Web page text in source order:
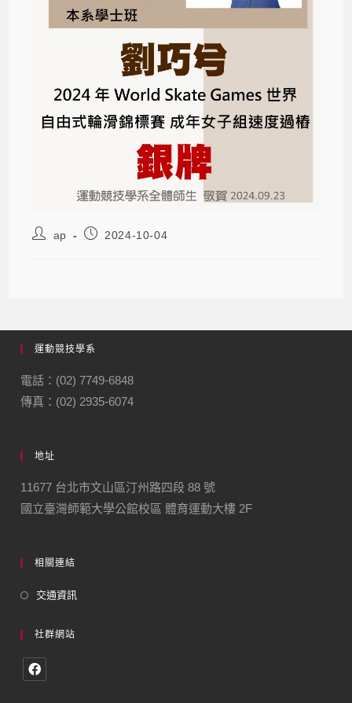
ap 2024-10-04
運動競技學系
電話：(02) 7749-6848
傳真：(02) 2935-6074
地址
11677 台北市文山區汀州路四段 88 號
國立臺灣師範大學公館校區 體育運動大樓 2F
相關連結
交通資訊
社群網站